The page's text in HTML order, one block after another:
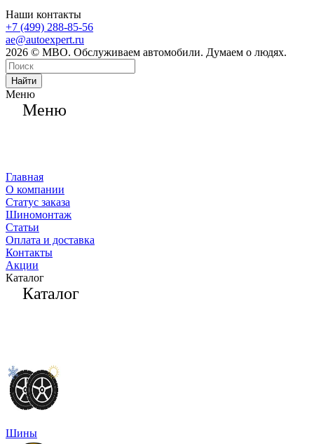
Наши контакты
+7 (499) 288-85-56
ae@autoexpert.ru
2026 © МВО. Обслуживаем автомобили. Думаем о людях.
Найти
Меню
Меню
Главная
О компании
Статус заказа
Шиномонтаж
Статьи
Оплата и доставка
Контакты
Акции
Каталог
Каталог
Шины